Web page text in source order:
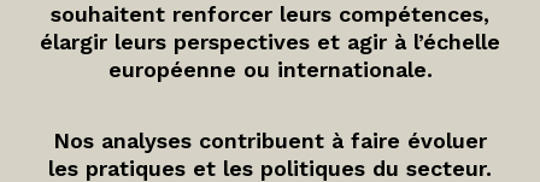
souhaitent renforcer leurs compétences,
élargir leurs perspectives et agir à l’échelle
européenne ou internationale.
Nos analyses contribuent à faire évoluer
les pratiques et les politiques du secteur.